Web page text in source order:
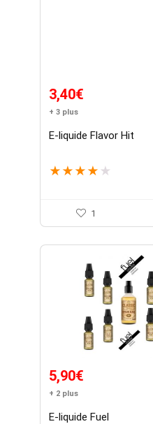
3,40€
+ 3 plus
E-liquide Flavor Hit
★ ★ ★ ★ ★
1
5,90€
+ 2 plus
E-liquide Fuel